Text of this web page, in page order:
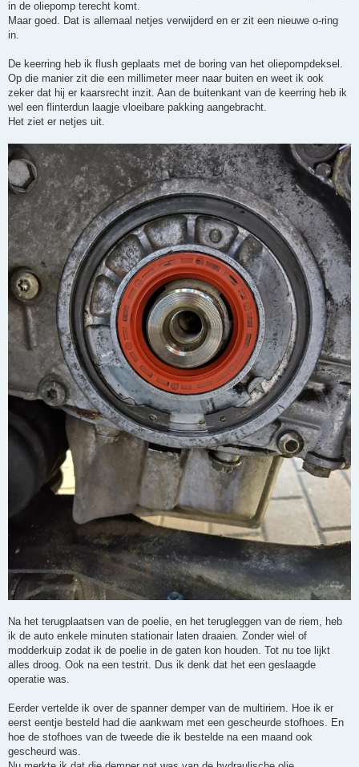
in de oliepomp terecht komt.
Maar goed. Dat is allemaal netjes verwijderd en er zit een nieuwe o-ring
in.
De keerring heb ik flush geplaats met de boring van het oliepompdeksel.
Op die manier zit die een millimeter meer naar buiten en weet ik ook
zeker dat hij er kaarsrecht inzit. Aan de buitenkant van de keerring heb ik
wel een flinterdun laagje vloeibare pakking aangebracht.
Het ziet er netjes uit.
Na het terugplaatsen van de poelie, en het terugleggen van de riem, heb
ik de auto enkele minuten stationair laten draaien. Zonder wiel of
modderkuip zodat ik de poelie in de gaten kon houden. Tot nu toe lijkt
alles droog. Ook na een testrit. Dus ik denk dat het een geslaagde
operatie was.
Eerder vertelde ik over de spanner demper van de multiriem. Hoe ik er
eerst eentje besteld had die aankwam met een gescheurde stofhoes. En
hoe de stofhoes van de tweede die ik bestelde na een maand ook
gescheurd was.